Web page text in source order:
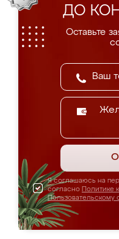
ДО
Оставьте
Я соглашаюсь на
согласно Политике
Пользовательскому